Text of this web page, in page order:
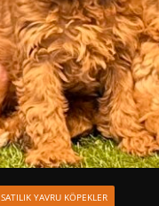
SATILIK YAVRU KÖPEKLER